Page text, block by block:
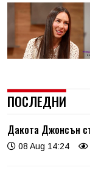
ПОСЛЕДНИ
Дакота Джонсън
08 Aug 14:24